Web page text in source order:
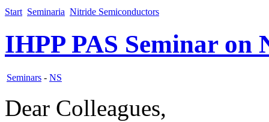
Start Seminaria Nitride Semiconductors
IHPP PAS Seminar on
Seminars - NS
Dear Colleagues,